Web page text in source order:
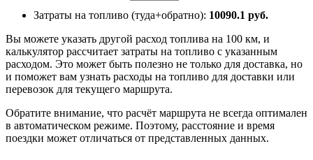
Затраты на топливо (туда+обратно): 10090.1 руб.
Вы можете указать другой расход топлива на 100 км, и
калькулятор рассчитает затраты на топливо с указанным
расходом. Это может быть полезно не только для доставка, но
и поможет вам узнать расходы на топливо для доставки или
перевозок для текущего маршрута.
Обратите внимание, что расчёт маршрута не всегда оптимален
в автоматическом режиме. Поэтому, расстояние и время
поездки может отличаться от представленных данных.